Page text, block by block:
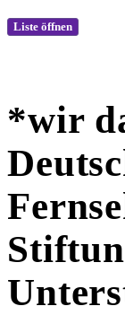
Liste öffnen
*wir